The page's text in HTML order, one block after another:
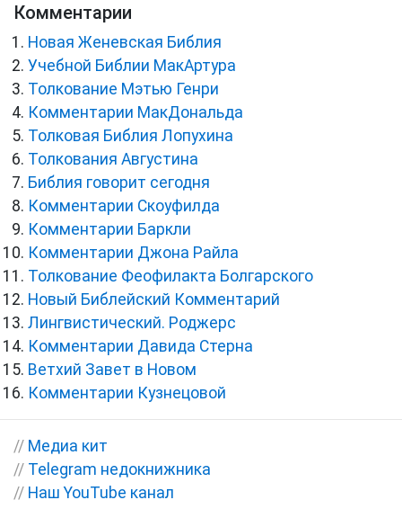
Комментарии
Новая Женевская Библия
Учебной Библии МакАртура
Толкование Мэтью Генри
Комментарии МакДональда
Толковая Библия Лопухина
Толкования Августина
Библия говорит сегодня
Комментарии Скоуфилда
Комментарии Баркли
Комментарии Джона Райла
Толкование Феофилакта Болгарского
Новый Библейский Комментарий
Лингвистический. Роджерс
Комментарии Давида Стерна
Ветхий Завет в Новом
Комментарии Кузнецовой
// Медиа кит
// Telegram недокнижника
// Наш YouTube канал